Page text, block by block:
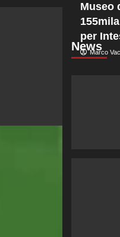
News
Museo
per
Marco